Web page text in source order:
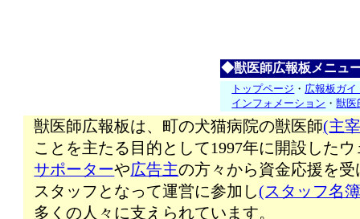
◆獣医師広報板メニュ
トップページ ・ 広報板ガイ
インフォメーション ・獣医
獣医師広報板は、町の犬猫病院の獣医師(主
ことを主たる目的として1997年に開設した
サポーターや広告主の方々から資金応援を受
スタッフとなって運営に参加し(スタッフ名
多くの人々に支えられています。